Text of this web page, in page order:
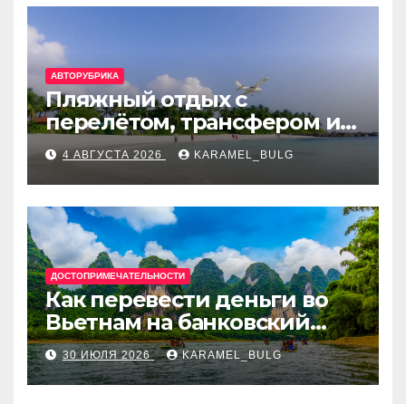
АВТОРУБРИКА
Пляжный отдых с
перелётом, трансфером и
отелем на Мальдивах, в
Турции, Греции, Таиланде
и Европе
4 АВГУСТА 2026 KARAMEL_BULG
ДОСТОПРИМЕЧАТЕЛЬНОСТИ
Как перевести деньги во
Вьетнам на банковский
счёт: VietcomBank, BIDV,
Techcombank и другие
банки
30 ИЮЛЯ 2026 KARAMEL_BULG